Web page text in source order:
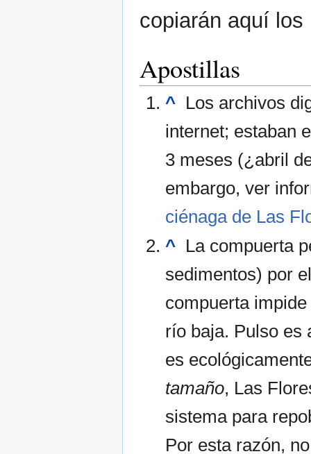
copiarán aquí
Apostillas
^ Los archivos
internet; estaban
3 meses (¿abril
embargo, ver
ciénaga de Las
^ La compuerta
sedimentos) por
compuerta
río baja. Pulso
es
tamaño, Las
sistema para
Por esta razón,